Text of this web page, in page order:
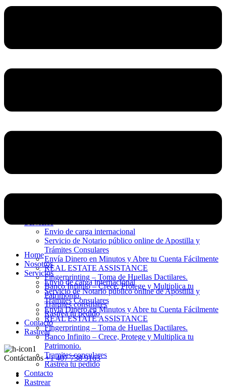
Envio de carga internacional
Servicio de Notario público online de Apostilla y
Trámites Consulares
Envía Dinero en Minutos y Abre tu Cuenta Fácilmente
REAL ESTATE ASSISTANCE
Fingerprinting – Toma de Huellas Dactilares.
Banco Infinito – Crece, Protege y Multiplica tu
Patrimonio.
Tramites consulares
Rastrea tu pedido
Contacto
Rastrear
Contáctanos +1 407 738 9163
Home
Nosotros
Servicios
Envio de carga internacional
Servicio de Notario público online de Apostilla y
Trámites Consulares
Envía Dinero en Minutos y Abre tu Cuenta Fácilmente
REAL ESTATE ASSISTANCE
Fingerprinting – Toma de Huellas Dactilares.
Banco Infinito – Crece, Protege y Multiplica tu
Patrimonio.
Tramites consulares
Rastrea tu pedido
Contacto
Rastrear